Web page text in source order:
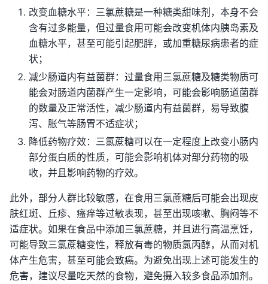
改变血糖水平：三氯蔗糖是一种糖类甜味剂，本身不会
含有过多能量，但过量食用可能会改变机体内胰岛素及
血糖水平，甚至可能引起肥胖，或加重糖尿病患者的症
状；
减少肠道内有益菌群：过量食用三氯蔗糖及糖类物质可
能会对肠道内菌群产生一定影响，可能会影响肠道菌群
的数量及正常活性，减少肠道内有益菌群，易导致腹
泻、胀气等肠胃不适症状；
降低药物疗效：三氯蔗糖可以在一定程度上改变小肠内
部分蛋白质的性质，可能会影响机体对部分药物的吸
收，并且影响药物的疗效。
此外，部分人群比较敏感，在食用三氯蔗糖后可能会出现皮
肤红斑、丘疹、瘙痒等过敏表现，甚至出现咳嗽、胸闷等不
适症状。如果在食品中添加三氯蔗糖，并且进行高温烹饪，
可能导致三氯蔗糖变性，释放有毒的物质氯丙醇，从而对机
体产生危害，甚至可能会致癌。为避免出现上述可能发生的
危害，建议尽量吃天然的食物，避免摄入较多食品添加剂。